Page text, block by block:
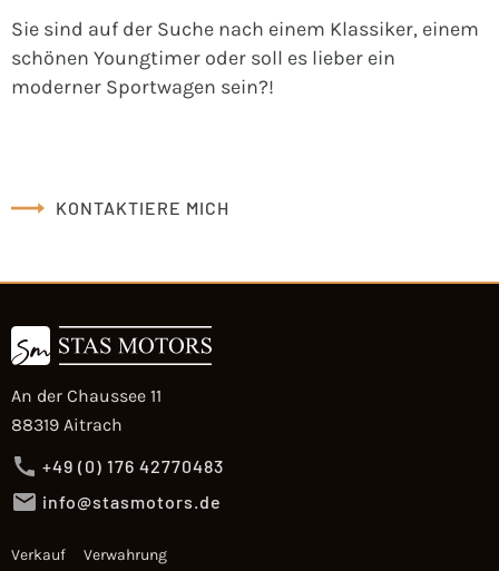
Sie sind auf der Suche nach einem Klassiker, einem
schönen Youngtimer oder soll es lieber ein
moderner Sportwagen sein?!
KONTAKTIERE MICH
An der Chaussee 11
88319 Aitrach
+49 (0) 176 42770483
info@stasmotors.de
Verkauf Verwahrung